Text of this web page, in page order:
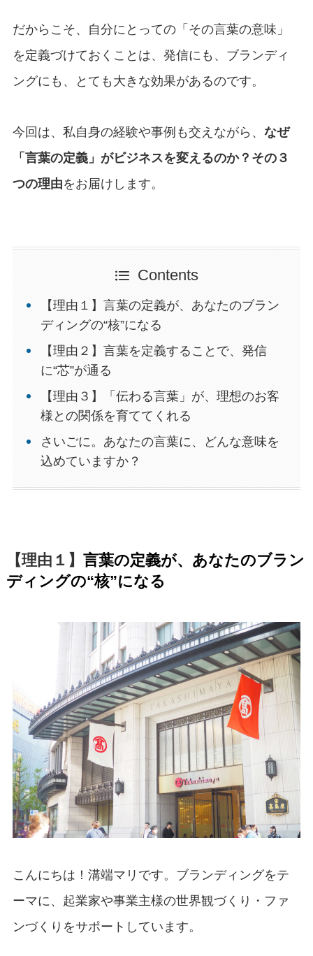
だからこそ、自分にとっての「その言葉の意味」
を定義づけておくことは、発信にも、ブランディ
ングにも、とても大きな効果があるのです。
今回は、私自身の経験や事例も交えながら、 なぜ
「言葉の定義」がビジネスを変えるのか？その３
つの理由をお届けします。
Contents
【理由１】言葉の定義が、あなたのブラン
ディングの“核”になる
【理由２】言葉を定義することで、発信
に“芯”が通る
【理由３】「伝わる言葉」が、理想のお客
様との関係を育ててくれる
さいごに。あなたの言葉に、どんな意味を
込めていますか？
【理由１】 言葉の定義が、あなたのブラン
ディングの“核”になる
こんにちは！溝端マリです。ブランディングをテ
ーマに、起業家や事業主様の世界観づくり・ファ
ンづくりをサポートしています。